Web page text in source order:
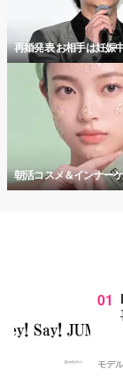
再婚発表 お相手は妊娠
朝活コスメ＆インナー
01
モデ